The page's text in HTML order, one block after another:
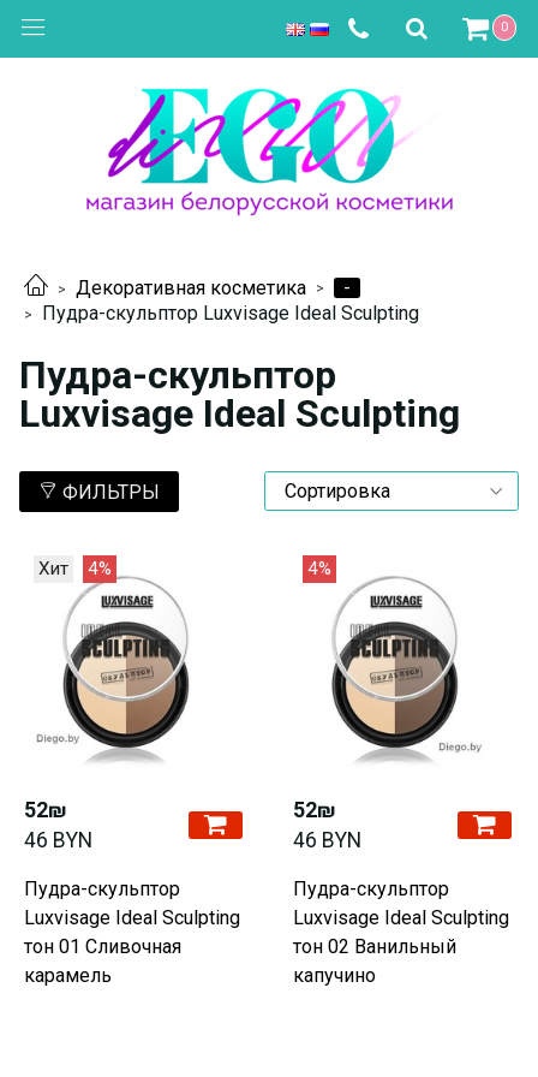
0
Декоративная косметика
-
Пудра-скульптор Luxvisage Ideal Sculpting
Пудра-скульптор
Luxvisage Ideal Sculpting
ФИЛЬТРЫ
Хит 4%
52₪
46 BYN
Пудра-скульптор
Luxvisage Ideal Sculpting
тон 01 Сливочная
карамель
4%
52₪
46 BYN
Пудра-скульптор
Luxvisage Ideal Sculpting
тон 02 Ванильный
капучино